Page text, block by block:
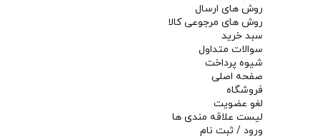
روش های ارسال
روش های مرجوعی کالا
سبد خرید
سوالات متداول
شیوه پرداخت
صفحه اصلی
فروشگاه
لغو عضویت
لیست علاقه مندی ها
ورود / ثبت نام